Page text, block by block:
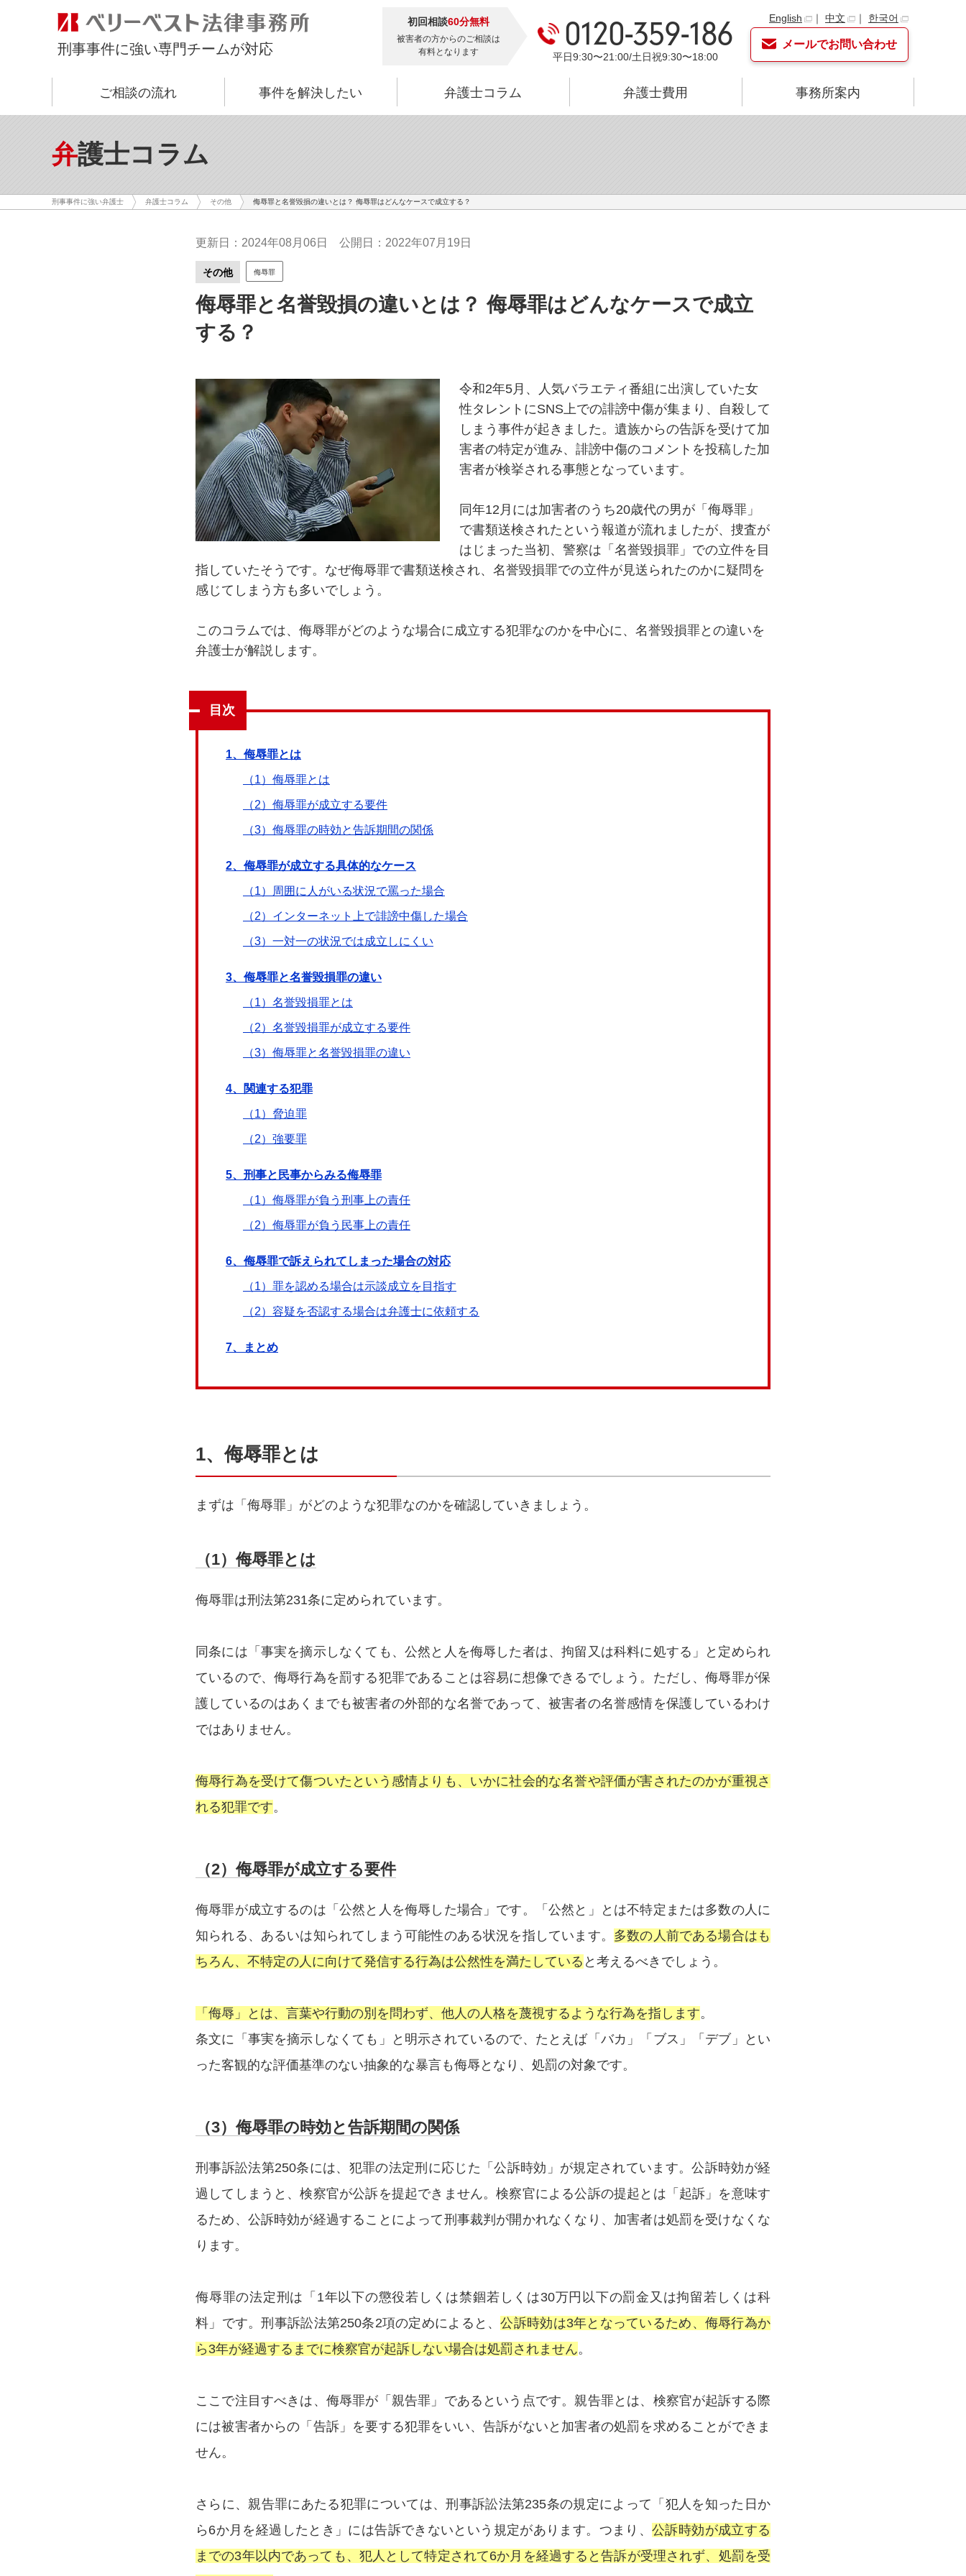
刑事事件に強い専門チームが対応
初回相談60分無料
被害者の方からのご相談は
有料となります
0120-359-186
平日9:30〜21:00/土日祝9:30〜18:00
English ｜ 中文 ｜ 한국어
メールでお問い合わせ
ご相談の流れ 事件を解決したい 弁護士コラム 弁護士費用 事務所案内
弁護士コラム
刑事事件に強い弁護士 弁護士コラム その他 侮辱罪と名誉毀損の違いとは？ 侮辱罪はどんなケースで成立する？
更新日：2024年08月06日 公開日：2022年07月19日
その他 侮辱罪
侮辱罪と名誉毀損の違いとは？ 侮辱罪はどんなケースで成立
する？
令和2年5月、人気バラエティ番組に出演していた女
性タレントにSNS上での誹謗中傷が集まり、自殺して
しまう事件が起きました。遺族からの告訴を受けて加
害者の特定が進み、誹謗中傷のコメントを投稿した加
害者が検挙される事態となっています。
同年12月には加害者のうち20歳代の男が「侮辱罪」
で書類送検されたという報道が流れましたが、捜査が
はじまった当初、警察は「名誉毀損罪」での立件を目
指していたそうです。なぜ侮辱罪で書類送検され、名誉毀損罪での立件が見送られたのかに疑問を
感じてしまう方も多いでしょう。
このコラムでは、侮辱罪がどのような場合に成立する犯罪なのかを中心に、名誉毀損罪との違いを
弁護士が解説します。
目次
1、侮辱罪とは
（1）侮辱罪とは
（2）侮辱罪が成立する要件
（3）侮辱罪の時効と告訴期間の関係
2、侮辱罪が成立する具体的なケース
（1）周囲に人がいる状況で罵った場合
（2）インターネット上で誹謗中傷した場合
（3）一対一の状況では成立しにくい
3、侮辱罪と名誉毀損罪の違い
（1）名誉毀損罪とは
（2）名誉毀損罪が成立する要件
（3）侮辱罪と名誉毀損罪の違い
4、関連する犯罪
（1）脅迫罪
（2）強要罪
5、刑事と民事からみる侮辱罪
（1）侮辱罪が負う刑事上の責任
（2）侮辱罪が負う民事上の責任
6、侮辱罪で訴えられてしまった場合の対応
（1）罪を認める場合は示談成立を目指す
（2）容疑を否認する場合は弁護士に依頼する
7、まとめ
1、侮辱罪とは
まずは「侮辱罪」がどのような犯罪なのかを確認していきましょう。
（1）侮辱罪とは
侮辱罪は刑法第231条に定められています。
同条には「事実を摘示しなくても、公然と人を侮辱した者は、拘留又は科料に処する」と定められ
ているので、侮辱行為を罰する犯罪であることは容易に想像できるでしょう。ただし、侮辱罪が保
護しているのはあくまでも被害者の外部的な名誉であって、被害者の名誉感情を保護しているわけ
ではありません。
侮辱行為を受けて傷ついたという感情よりも、いかに社会的な名誉や評価が害されたのかが重視さ
れる犯罪です。
（2）侮辱罪が成立する要件
侮辱罪が成立するのは「公然と人を侮辱した場合」です。「公然と」とは不特定または多数の人に
知られる、あるいは知られてしまう可能性のある状況を指しています。 多数の人前である場合はも
ちろん、不特定の人に向けて発信する行為は公然性を満たしている と考えるべきでしょう。
「侮辱」とは、言葉や行動の別を問わず、他人の人格を蔑視するような行為を指します。
条文に「事実を摘示しなくても」と明示されているので、たとえば「バカ」「ブス」「デブ」とい
った客観的な評価基準のない抽象的な暴言も侮辱となり、処罰の対象です。
（3）侮辱罪の時効と告訴期間の関係
刑事訴訟法第250条には、犯罪の法定刑に応じた「公訴時効」が規定されています。公訴時効が経
過してしまうと、検察官が公訴を提起できません。検察官による公訴の提起とは「起訴」を意味す
るため、公訴時効が経過することによって刑事裁判が開かれなくなり、加害者は処罰を受けなくな
ります。
侮辱罪の法定刑は「1年以下の懲役若しくは禁錮若しくは30万円以下の罰金又は拘留若しくは科
料」です。刑事訴訟法第250条2項の定めによると、公訴時効は3年となっているため、侮辱行為か
ら3年が経過するまでに検察官が起訴しない場合は処罰されません。
ここで注目すべきは、侮辱罪が「親告罪」であるという点です。親告罪とは、検察官が起訴する際
には被害者からの「告訴」を要する犯罪をいい、告訴がないと加害者の処罰を求めることができま
せん。
さらに、親告罪にあたる犯罪については、刑事訴訟法第235条の規定によって「犯人を知った日か
ら6か月を経過したとき」には告訴できないという規定があります。つまり、公訴時効が成立する
までの3年以内であっても、犯人として特定されて6か月を経過すると告訴が受理されず、処罰を受